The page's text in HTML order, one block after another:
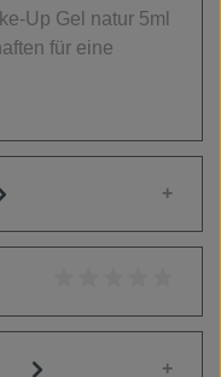
Up Gel natur 5ml
für eine